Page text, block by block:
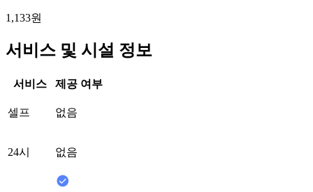
1,133원
서비스 및 시설 정보
서비스 제공 여부
셀프 없음
24시 없음